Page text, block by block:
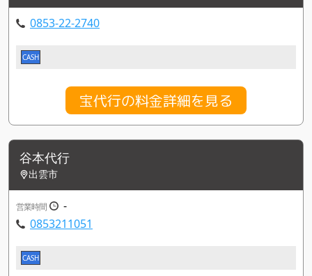
0853-22-2740
CASH
宝代行の料金詳細を見る
谷本代行
出雲市
営業時間
-
0853211051
CASH